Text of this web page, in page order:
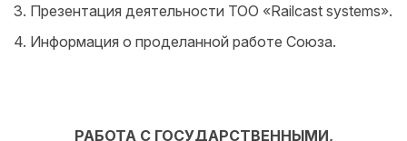
3. Презентация деятельности ТОО «Railcast systems».
4. Информация о проделанной работе Союза.
РАБОТА С ГОСУДАРСТВЕННЫМИ,